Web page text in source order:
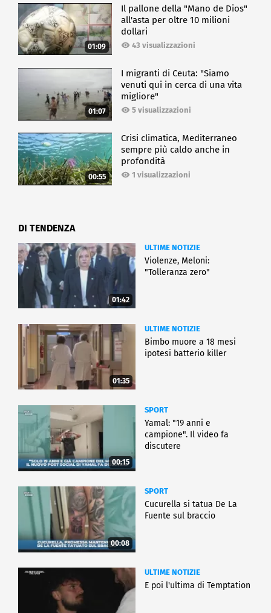
01:09
Il pallone della "Mano de Dios"
all'asta per oltre 10 milioni
dollari
43 visualizzazioni
01:07
I migranti di Ceuta: "Siamo
venuti qui in cerca di una vita
migliore"
5 visualizzazioni
00:55
Crisi climatica, Mediterraneo
sempre più caldo anche in
profondità
1 visualizzazioni
DI TENDENZA
01:42
ULTIME NOTIZIE
Violenze, Meloni:
"Tolleranza zero"
01:35
ULTIME NOTIZIE
Bimbo muore a 18 mesi
ipotesi batterio killer
00:15
SPORT
Yamal: "19 anni e
campione". Il video fa
discutere
00:08
SPORT
Cucurella si tatua De La
Fuente sul braccio
ULTIME NOTIZIE
E poi l'ultima di Temptation